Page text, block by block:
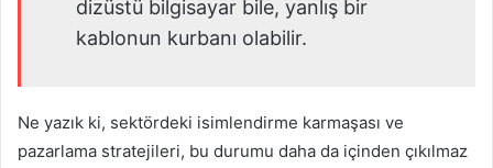
dizüstü bilgisayar bile, yanlış bir
kablonun kurbanı olabilir.
Ne yazık ki, sektördeki isimlendirme karmaşası ve
pazarlama stratejileri, bu durumu daha da içinden çıkılmaz